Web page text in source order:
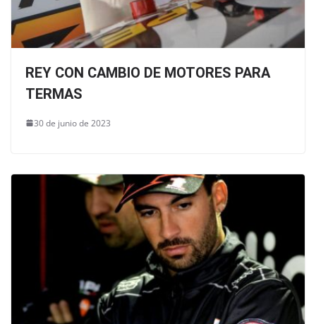
REY CON CAMBIO DE MOTORES PARA
TERMAS
30 de junio de 2023